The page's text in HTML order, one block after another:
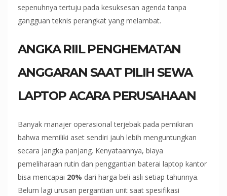
sepenuhnya tertuju pada kesuksesan agenda tanpa
gangguan teknis perangkat yang melambat.
ANGKA RIIL PENGHEMATAN
ANGGARAN SAAT PILIH SEWA
LAPTOP ACARA PERUSAHAAN
Banyak manajer operasional terjebak pada pemikiran
bahwa memiliki aset sendiri jauh lebih menguntungkan
secara jangka panjang. Kenyataannya, biaya
pemeliharaan rutin dan penggantian baterai laptop kantor
bisa mencapai 20% dari harga beli asli setiap tahunnya.
Belum lagi urusan pergantian unit saat spesifikasi